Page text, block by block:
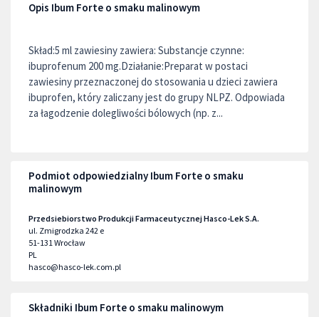
Opis Ibum Forte o smaku malinowym
Skład:5 ml zawiesiny zawiera: Substancje czynne:
ibuprofenum 200 mg.Działanie:Preparat w postaci
zawiesiny przeznaczonej do stosowania u dzieci zawiera
ibuprofen, który zaliczany jest do grupy NLPZ. Odpowiada
za łagodzenie dolegliwości bólowych (np. z...
Podmiot odpowiedzialny Ibum Forte o smaku
malinowym
Przedsiebiorstwo Produkcji Farmaceutycznej Hasco-Lek S.A.
ul. Zmigrodzka 242 e
51-131Wrocław
PL
hasco@hasco-lek.com.pl
Składniki Ibum Forte o smaku malinowym